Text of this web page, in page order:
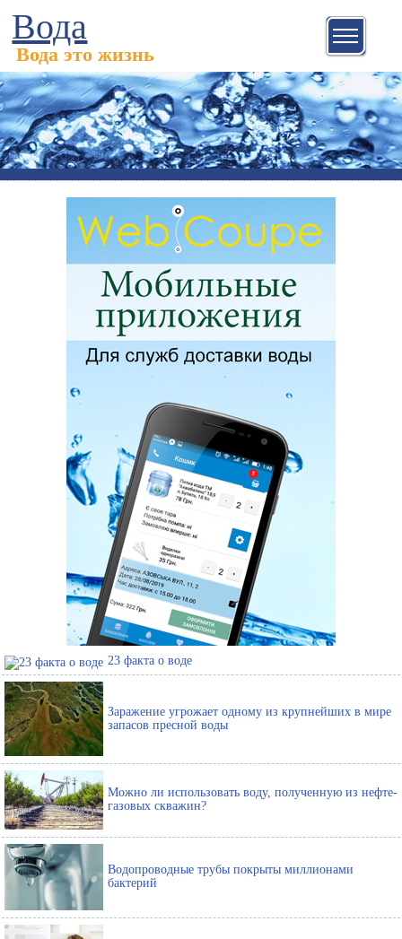
Вода
Вода это жизнь
23 факта о воде
Заражение угрожает одному из крупнейших в мире
запасов пресной воды
Можно ли использовать воду, полученную из нефте-
газовых скважин?
Водопроводные трубы покрыты миллионами
бактерий